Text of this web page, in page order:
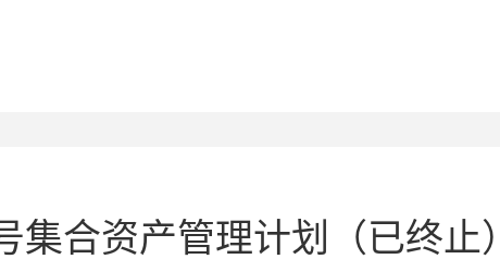
合资产管理计划（已终止）